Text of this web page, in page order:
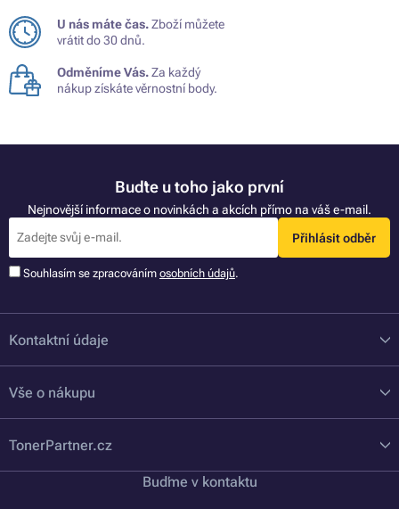
U nás máte čas.Zboží můžete
vrátit do 30 dnů.
Odměníme Vás.Za každý
nákup získáte věrnostní body.
Buďte u toho jako první
Nejnovější informace o novinkách a akcích přímo na váš e-mail.
Přihlásit odběr
Souhlasím se zpracováním osobních údajů.
Kontaktní údaje
Vše o nákupu
TonerPartner.cz
Buďme v kontaktu